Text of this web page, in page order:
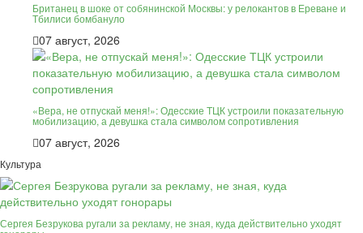
Британец в шоке от собянинской Москвы: у релокантов в Ереване и
Тбилиси бомбануло
07 август, 2026
«Вера, не отпускай меня!»: Одесские ТЦК устроили показательную
мобилизацию, а девушка стала символом сопротивления
07 август, 2026
Культура
Сергея Безрукова ругали за рекламу, не зная, куда действительно уходят